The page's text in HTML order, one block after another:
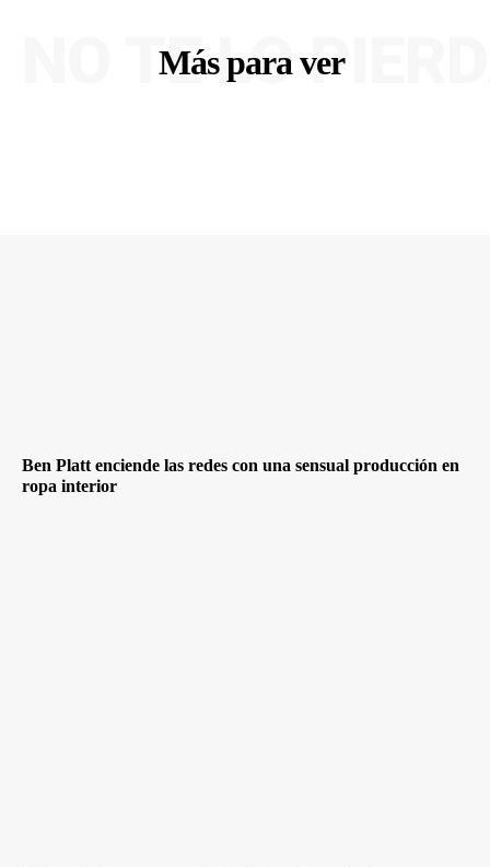
Más para ver
NO TE LO
Ben Platt enciende las redes con una sensual producción en
ropa interior